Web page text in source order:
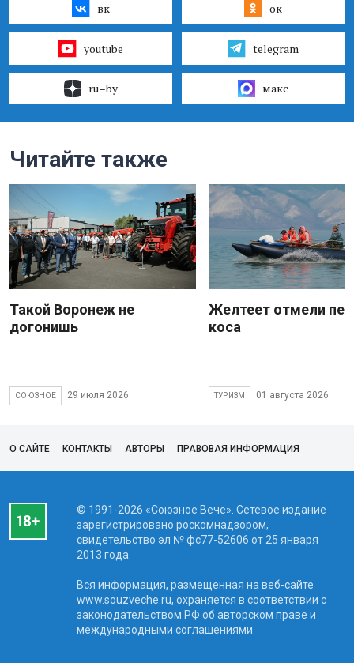
вк ок
youtube telegram
ru–by макс
Читайте также
Такой Воронеж не
догонишь
СОЮЗНОЕ 29 июля 2026
Желтеет отмели
коса
ТУРИЗМ 01 августа 2026
О САЙТЕ КОНТАКТЫ АВТОРЫ ПРАВОВАЯ ИНФОРМАЦИЯ
© 1991-2026 «Союзное Вече». Сетевое издание
зарегистрировано роскомнадзором,
свидетельство эл № фc77-52606 от 25 января
2013 года.
Вся информация, размещенная на веб-сайте
www.souzveche.ru, охраняется в соответствии с
законодательством РФ об авторском праве и
международными соглашениями.